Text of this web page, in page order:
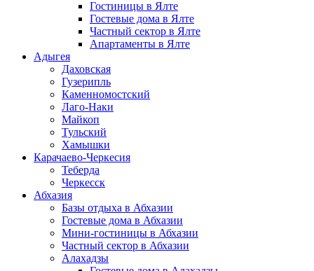
Гостиницы в Ялте
Гостевые дома в Ялте
Частный сектор в Ялте
Апартаменты в Ялте
Адыгея
Даховская
Гузерипль
Каменномостский
Лаго-Наки
Майкоп
Тульский
Хамышки
Карачаево-Черкесия
Теберда
Черкесск
Абхазия
Базы отдыха в Абхазии
Гостевые дома в Абхазии
Мини-гостиницы в Абхазии
Частный сектор в Абхазии
Алахадзы